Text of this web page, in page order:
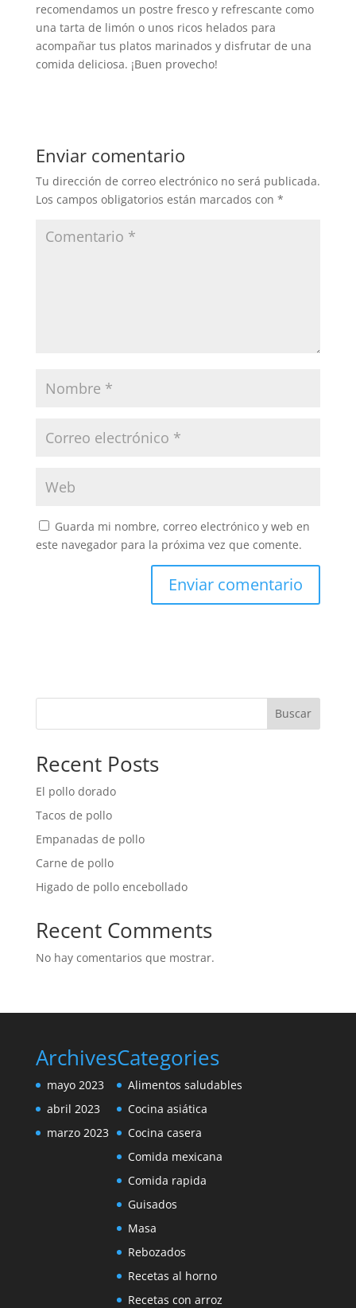
recomendamos un postre fresco y refrescante como
una tarta de limón o unos ricos helados para
acompañar tus platos marinados y disfrutar de una
comida deliciosa. ¡Buen provecho!
Enviar comentario
Tu dirección de correo electrónico no será publicada.
Los campos obligatorios están marcados con *
Guarda mi nombre, correo electrónico y web en
este navegador para la próxima vez que comente.
Buscar
Recent Posts
El pollo dorado
Tacos de pollo
Empanadas de pollo
Carne de pollo
Higado de pollo encebollado
Recent Comments
No hay comentarios que mostrar.
Archives
mayo 2023
abril 2023
marzo 2023
Categories
Alimentos saludables
Cocina asiática
Cocina casera
Comida mexicana
Comida rapida
Guisados
Masa
Rebozados
Recetas al horno
Recetas con arroz